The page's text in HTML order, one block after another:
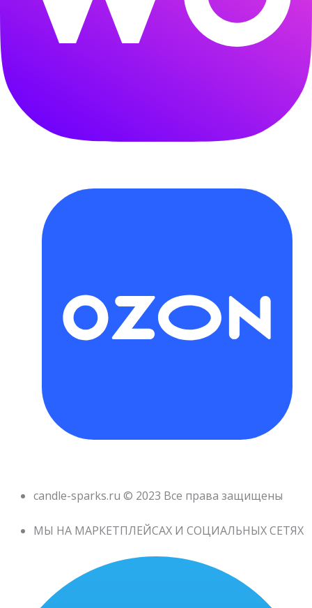
candle-sparks.ru © 2023 Все права защищены
МЫ НА МАРКЕТПЛЕЙСАХ И СОЦИАЛЬНЫХ СЕТЯХ